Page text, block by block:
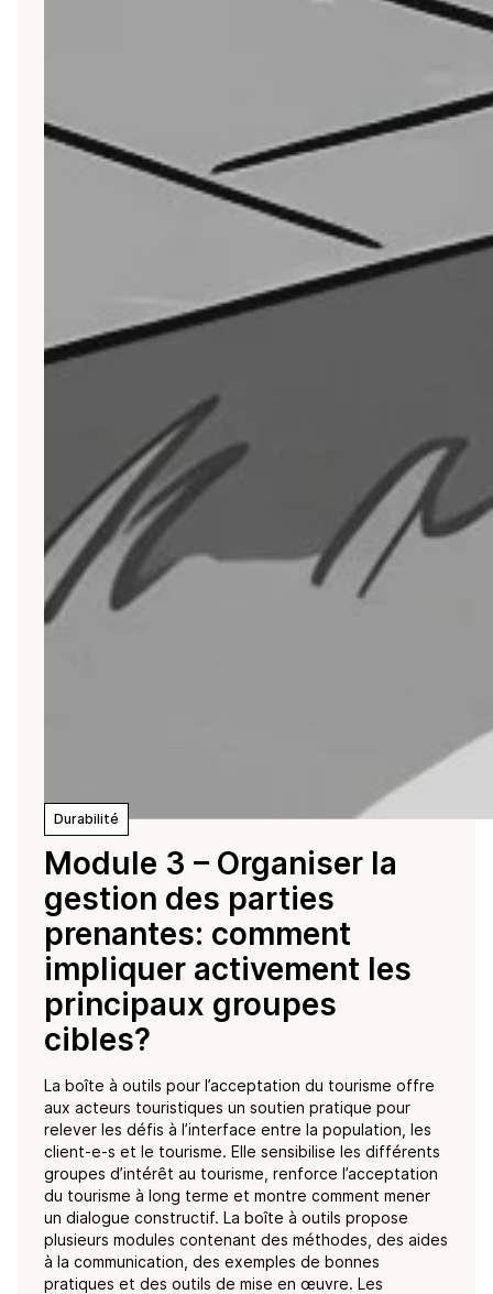
Durabilité
Module 3 – Organiser la
gestion des parties
prenantes: comment
impliquer activement les
principaux groupes
cibles?
La boîte à outils pour l’acceptation du tourisme offre
aux acteurs touristiques un soutien pratique pour
relever les défis à l’interface entre la population, les
client-e-s et le tourisme. Elle sensibilise les différents
groupes d’intérêt au tourisme, renforce l’acceptation
du tourisme à long terme et montre comment mener
un dialogue constructif. La boîte à outils propose
plusieurs modules contenant des méthodes, des aides
à la communication, des exemples de bonnes
pratiques et des outils de mise en œuvre. Les